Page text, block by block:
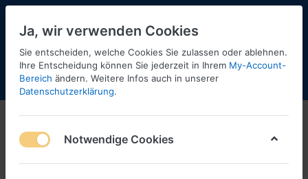
Menü Anmelden Shopaktualisierung
Ja, wir verwenden Cookies
Sie entscheiden, welche Cookies Sie zulassen oder ablehnen.
Ihre Entscheidung können Sie jederzeit in Ihrem My-Account-
Bereich ändern. Weitere Infos auch in unserer
Datenschutzerklärung.
Notwendige Cookies